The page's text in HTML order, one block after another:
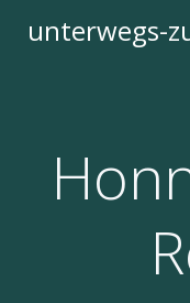
unterwegs-